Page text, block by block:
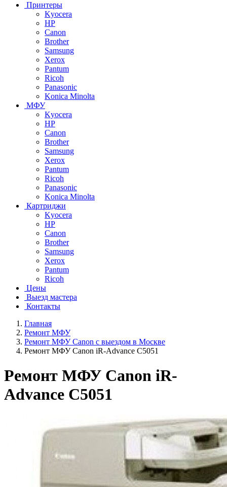
Принтеры
Kyocera
HP
Canon
Brother
Samsung
Xerox
Pantum
Ricoh
Panasonic
Konica Minolta
МФУ
Kyocera
HP
Canon
Brother
Samsung
Xerox
Pantum
Ricoh
Panasonic
Konica Minolta
Картриджи
Kyocera
HP
Canon
Brother
Samsung
Xerox
Pantum
Ricoh
Цены
Выезд мастера
Контакты
Главная
Ремонт МФУ
Ремонт МФУ Canon с выездом в Москве
Ремонт МФУ Canon iR-Advance C5051
Ремонт МФУ Canon iR-
Advance C5051